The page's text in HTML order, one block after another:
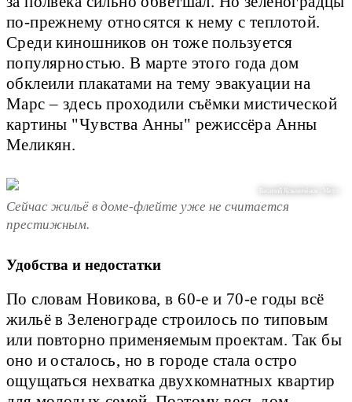
по-прежнему относятся к нему с теплотой.
Среди киношников он тоже пользуется
популярностью. В марте этого года дом
обклеили плакатами на тему эвакуации на
Марс – здесь проходили съёмки мистической
картины "Чувства Анны" режиссёра Анны
Меликян.
Василий Кузьмичёнок / Metro
Сейчас жильё в доме-флейте уже не считается
престижным.
Удобства и недостатки
По словам Новикова, в 60-е и 70-е годы всё
жильё в Зеленограде строилось по типовым
или повторно применяемым проектам. Так бы
оно и осталось, но в городе стала остро
ощущаться нехватка двухкомнатных квартир